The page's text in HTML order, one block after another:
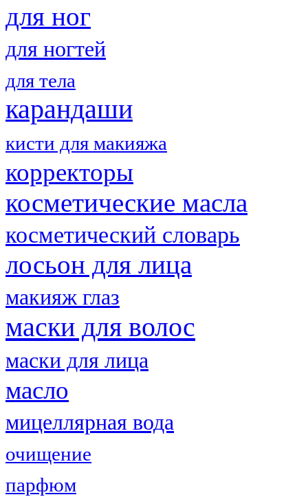
для ног
для ногтей
для тела
карандаши
кисти для макияжа
корректоры
косметические масла
косметический словарь
лосьон для лица
макияж глаз
маски для волос
маски для лица
масло
мицеллярная вода
очищение
парфюм